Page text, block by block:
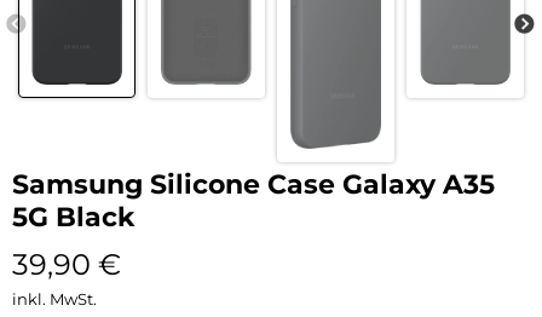
Samsung Silicone Case Galaxy A35
5G Black
39,90 €
inkl. MwSt.